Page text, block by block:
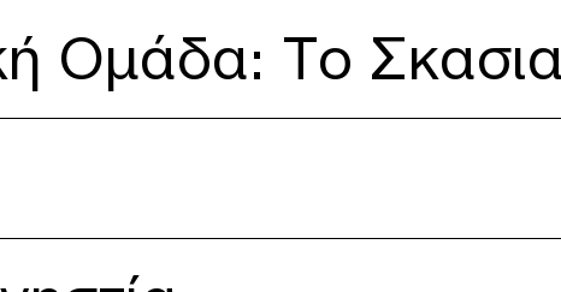
Ομάδα: Το